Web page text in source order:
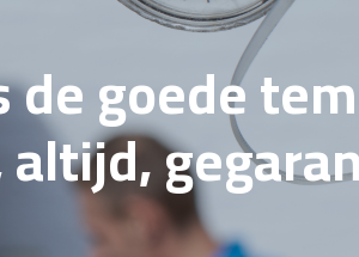
de goede
altijd,